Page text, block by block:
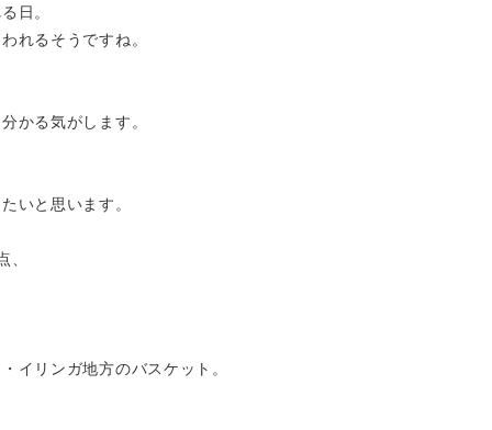
日。
れるそうですね。
かる気がします。
いと思います。
、
イリンガ地方のバスケット。